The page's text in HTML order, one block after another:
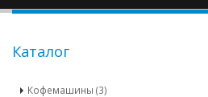
Каталог
Кофемашины (3)